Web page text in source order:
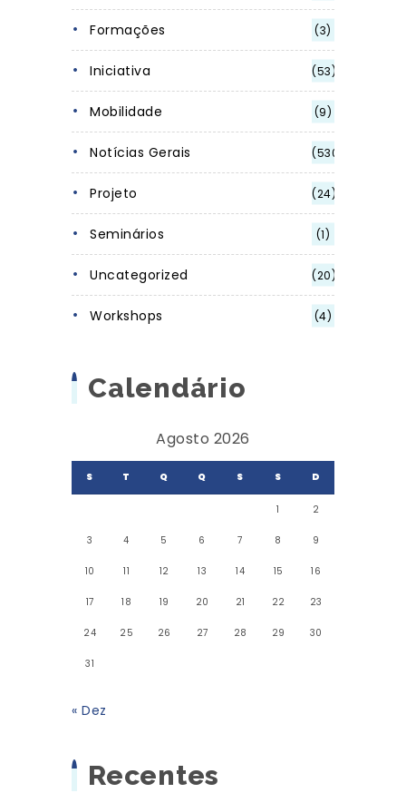
Formações (3)
Iniciativa (53)
Mobilidade (9)
Notícias Gerais (530)
Projeto (24)
Seminários (1)
Uncategorized (20)
Workshops (4)
Calendário
Agosto 2026
S T Q Q S S D
1 2
3 4 5 6 7 8 9
10 11 12 13 14 15 16
17 18 19 20 21 22 23
24 25 26 27 28 29 30
31
« Dez
Recentes